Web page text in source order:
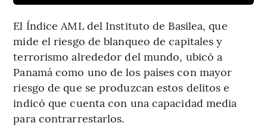
El Índice AML del Instituto de Basilea, que
mide el riesgo de blanqueo de capitales y
terrorismo alrededor del mundo, ubicó a
Panamá como uno de los países con mayor
riesgo de que se produzcan estos delitos e
indicó que cuenta con una capacidad media
para contrarrestarlos.